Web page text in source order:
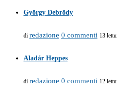
György Debrödy
di redazione 0 commenti 13
Aladár Heppes
di redazione 0 commenti 12